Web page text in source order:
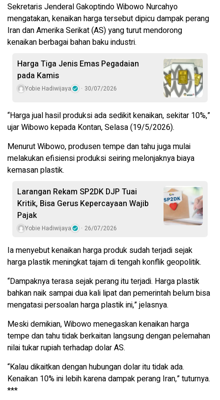
Sekretaris Jenderal Gakoptindo Wibowo Nurcahyo
mengatakan, kenaikan harga tersebut dipicu dampak perang
Iran dan Amerika Serikat (AS) yang turut mendorong
kenaikan berbagai bahan baku industri.
Harga Tiga Jenis Emas Pegadaian
pada Kamis
Yobie Hadiwijaya 30/07/2026
“Harga jual hasil produksi ada sedikit kenaikan, sekitar 10%,”
ujar Wibowo kepada Kontan, Selasa (19/5/2026).
Menurut Wibowo, produsen tempe dan tahu juga mulai
melakukan efisiensi produksi seiring melonjaknya biaya
kemasan plastik.
Larangan Rekam SP2DK DJP Tuai
Kritik, Bisa Gerus Kepercayaan Wajib
Pajak
Yobie Hadiwijaya 26/07/2026
Ia menyebut kenaikan harga produk sudah terjadi sejak
harga plastik meningkat tajam di tengah konflik geopolitik.
“Dampaknya terasa sejak perang itu terjadi. Harga plastik
bahkan naik sampai dua kali lipat dan pemerintah belum bisa
mengatasi persoalan harga plastik ini,” jelasnya.
Meski demikian, Wibowo menegaskan kenaikan harga
tempe dan tahu tidak berkaitan langsung dengan pelemahan
nilai tukar rupiah terhadap dolar AS.
“Kalau dikaitkan dengan hubungan dolar itu tidak ada.
Kenaikan 10% ini lebih karena dampak perang Iran,” tuturnya.
***